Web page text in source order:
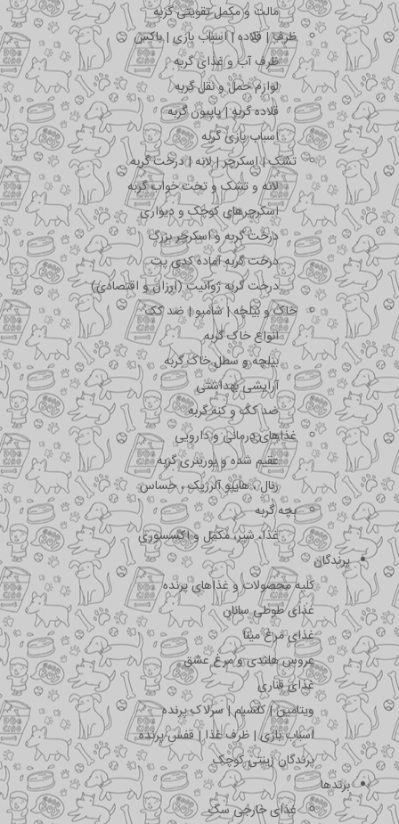
مالت و مکمل تقویتی گربه
ظرف | قلاده | اسباب بازی | باکس
ظرف آب و غذای گربه
لوازم حمل و نقل گربه
قلاده گربه | پاپیون گربه
اسباب بازی گربه
تشک | اسکرچر | لانه | درخت گربه
لانه و تشک و تخت خواب گربه
اسکرچرهای کوچک و دیواری
درخت گربه و اسکرچر بزرگ
درخت گربه آماده کدی پت
درخت گربه ژوانیت (ارزان و اقتصادی)
خاک و بیلچه | شامپو | ضد کک
انواع خاک گربه
بیلچه و سطل خاک گربه
آرایشی بهداشتی
ضد کک و کنه گربه
غذاهای درمانی و دارویی
عقیم شده و یورینری گربه
رنال ، هایپو آلرژیک ، حساس
بچه گربه
غذا، شیر، مکمل و اکسسوری
پرندگان
کلیه محصولات و غذاهای پرنده
غذای طوطی سانان
غذای مرغ مینا
عروس هلندی و مرغ عشق
غذای قناری
ویتامین | کلسیم | سرلاک پرنده
اسباب بازی | ظرف غذا | قفس پرنده
پرندگان زینتی کوچک
برندها
غذای خارجی سگ